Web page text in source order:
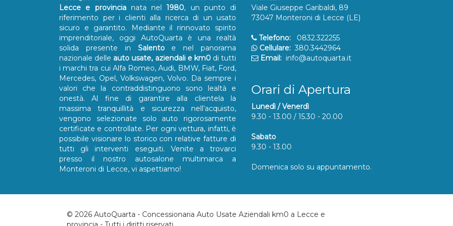
Lecce e provincianata nel1980, un punto di
riferimento per i clienti alla ricerca di un usato
sicuro e garantito. Mediante il rinnovato spirito
imprenditoriale, oggi AutoQuarta è una realtà
solida presente in Salentoe nel panorama
nazionale delle auto usate, aziendali e km0di tutti
i marchi tra cui Alfa Romeo, Audi, BMW, Fiat, Ford,
Mercedes, Opel, Volkswagen, Volvo. Da sempre i
valori che la contraddistinguono sono lealtà e
onestà. Al fine di garantire alla clientela la
massima tranquillità e sicurezza nell’acquisto,
vengono selezionate solo auto rigorosamente
certificate e controllate. Per ogni vettura, infatti, è
possibile visionare lo storico con relative fatture di
tutti gli interventi eseguiti. Venite a trovarci
presso il nostro autosalone multimarca a
Monteroni di Lecce, vi aspettiamo!
Viale Giuseppe Garibaldi, 89
73047 Monteroni di Lecce (LE)
Telefono:
0832.322255
Cellulare: 380.3442964
Email: info@autoquarta.it
Orari di Apertura
Lunedì / Venerdì
9.30 - 13.00 / 15.30 - 20.00
Sabato
9.30 - 13.00
Domenica solo su appuntamento.
© 2026 AutoQuarta - Concessionaria Auto Usate Aziendali km0 a Lecce e